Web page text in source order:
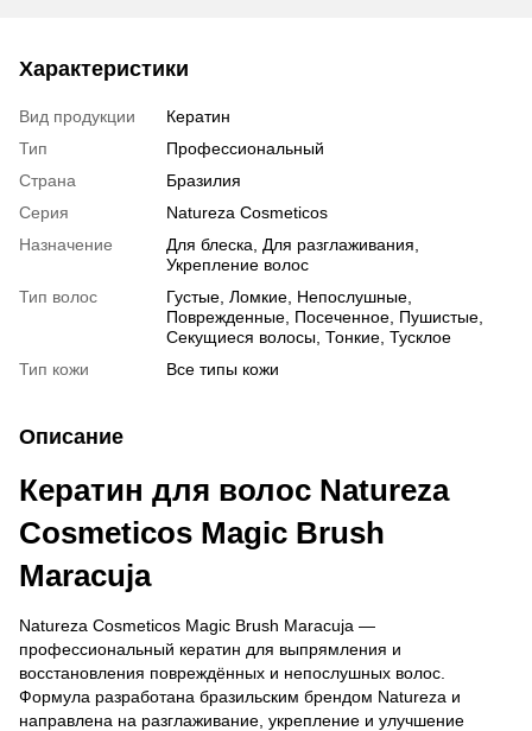
Характеристики
Вид продукции
Кератин
Тип
Профессиональный
Страна
Бразилия
Серия
Natureza Cosmeticos
Назначение
Для блеска, Для разглаживания,
Укрепление волос
Тип волос
Густые, Ломкие, Непослушные,
Поврежденные, Посеченное, Пушистые,
Секущиеся волосы, Тонкие, Тусклое
Тип кожи
Все типы кожи
Описание
Кератин для волос Natureza
Cosmeticos Magic Brush
Maracuja
Natureza Cosmeticos Magic Brush Maracuja —
профессиональный кератин для выпрямления и
восстановления повреждённых и непослушных волос.
Формула разработана бразильским брендом Natureza и
направлена на разглаживание, укрепление и улучшение